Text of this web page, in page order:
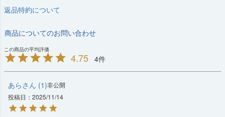
返品特約について
商品についてのお問い合わせ
4.75 4
あら 1 非公開
投稿日
2025/11/14